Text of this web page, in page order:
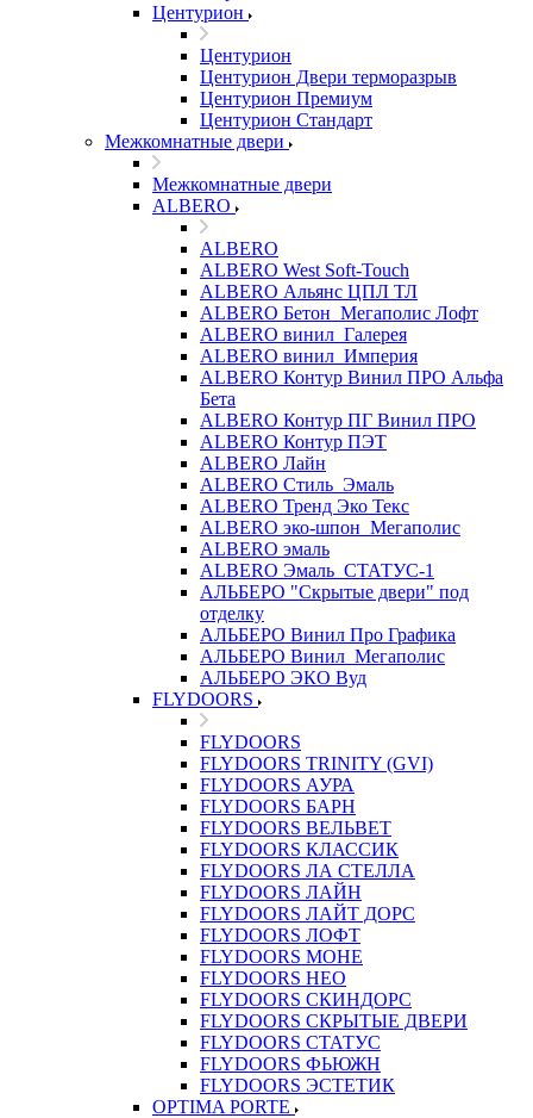
Центурион
Центурион
Центурион Двери терморазрыв
Центурион Премиум
Центурион Стандарт
Межкомнатные двери
Межкомнатные двери
ALBERO
ALBERO
ALBERO West Soft-Touch
ALBERO Альянс ЦПЛ ТЛ
ALBERO Бетон_Мегаполис Лофт
ALBERO винил_Галерея
ALBERO винил_Империя
ALBERO Контур Винил ПРО Альфа
Бета
ALBERO Контур ПГ Винил ПРО
ALBERO Контур ПЭТ
ALBERO Лайн
ALBERO Стиль_Эмаль
ALBERO Тренд Эко Текс
ALBERO эко-шпон_Мегаполис
ALBERO эмаль
ALBERO Эмаль_СТАТУС-1
АЛЬБЕРО "Скрытые двери" под
отделку
АЛЬБЕРО Винил Про Графика
АЛЬБЕРО Винил_Мегаполис
АЛЬБЕРО ЭКО Вуд
FLYDOORS
FLYDOORS
FLYDOORS TRINITY (GVI)
FLYDOORS АУРА
FLYDOORS БАРН
FLYDOORS ВЕЛЬВЕТ
FLYDOORS КЛАССИК
FLYDOORS ЛА СТЕЛЛА
FLYDOORS ЛАЙН
FLYDOORS ЛАЙТ ДОРС
FLYDOORS ЛОФТ
FLYDOORS МОНЕ
FLYDOORS НЕО
FLYDOORS СКИНДОРС
FLYDOORS СКРЫТЫЕ ДВЕРИ
FLYDOORS СТАТУС
FLYDOORS ФЬЮЖН
FLYDOORS ЭСТЕТИК
OPTIMA PORTE